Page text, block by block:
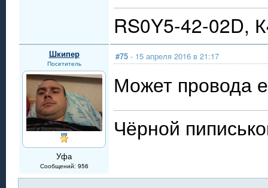
RS0Y5-42-02D,
Шкипер
Посетитель
Уфа
Сообщений: 956
#75 - 15 апреля 2016 в 21:17
Может провода
Чёрной